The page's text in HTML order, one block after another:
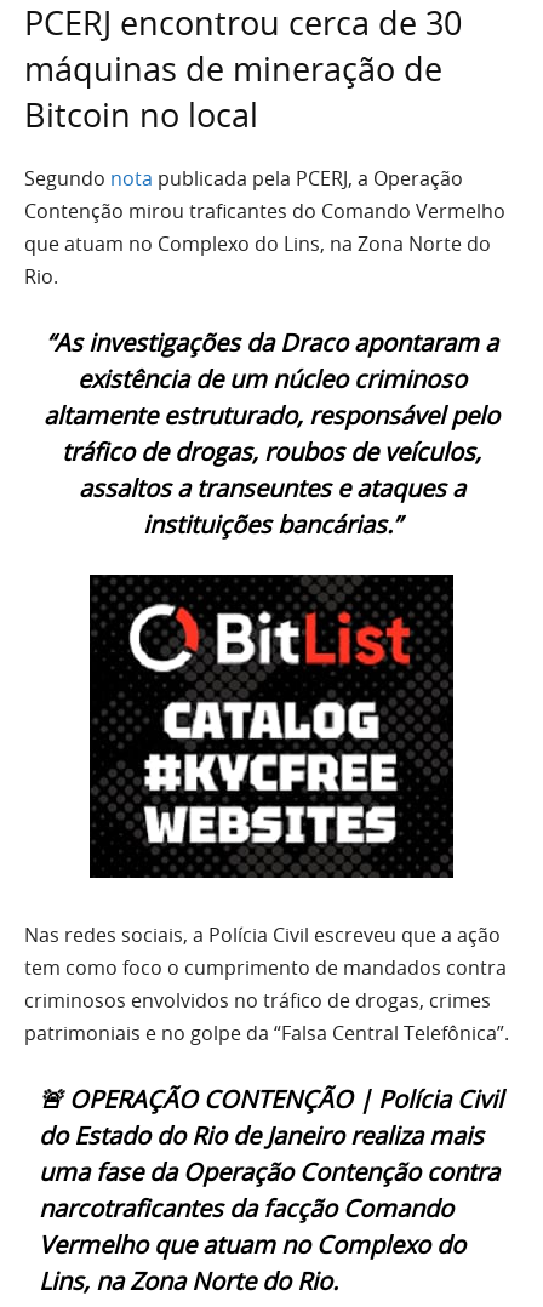
PCERJ encontrou cerca de 30
máquinas de mineração de
Bitcoin no local
Segundo nota publicada pela PCERJ, a Operação
Contenção mirou traficantes do Comando Vermelho
que atuam no Complexo do Lins, na Zona Norte do
Rio.
“As investigações da Draco apontaram a
existência de um núcleo criminoso
altamente estruturado, responsável pelo
tráfico de drogas, roubos de veículos,
assaltos a transeuntes e ataques a
instituições bancárias.”
Nas redes sociais, a Polícia Civil escreveu que a ação
tem como foco o cumprimento de mandados contra
criminosos envolvidos no tráfico de drogas, crimes
patrimoniais e no golpe da “Falsa Central Telefônica”.
🚨 OPERAÇÃO CONTENÇÃO | Polícia Civil
do Estado do Rio de Janeiro realiza mais
uma fase da Operação Contenção contra
narcotraficantes da facção Comando
Vermelho que atuam no Complexo do
Lins, na Zona Norte do Rio.